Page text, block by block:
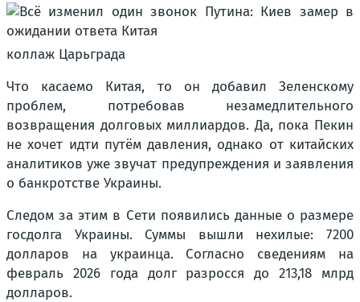
коллаж Царьграда
Что касаемо Китая, то он добавил Зеленскому
проблем, потребовав незамедлительного
возвращения долговых миллиардов. Да, пока Пекин
не хочет идти путём давления, однако от китайских
аналитиков уже звучат предупреждения и заявления
о банкротстве Украины.
Следом за этим в Сети появились данные о размере
госдолга Украины. Суммы вышли нехилые: 7200
долларов на украинца. Согласно сведениям на
февраль 2026 года долг разросся до 213,18 млрд
долларов.